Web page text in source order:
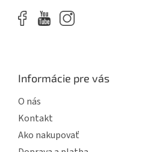
Informácie pre vás
O nás
Kontakt
Ako nakupovať